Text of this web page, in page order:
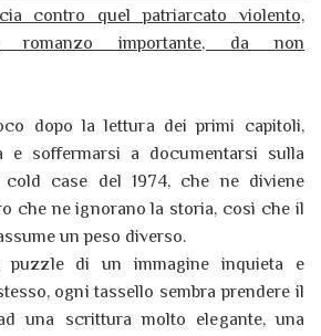
contro quel patriarcato violento,
romanzo importante, da non
dopo la lettura dei primi capitoli,
e soffermarsi a documentarsi sulla
case del 1974, che ne diviene
che ne ignorano la storia, così che il
un peso diverso.
di un immagine inquieta e
ogni tassello sembra prendere il
una scrittura molto elegante, una